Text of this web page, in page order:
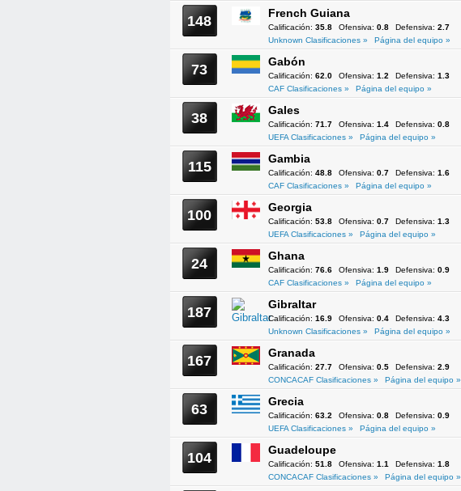
148 French Guiana
Calificación: 35.8 Ofensiva: 0.8 Defensiva: 2.7
Unknown Clasificaciones »
Página del equipo »
73 Gabón
Calificación: 62.0 Ofensiva: 1.2 Defensiva: 1.3
CAF Clasificaciones »
Página del equipo »
38 Gales
Calificación: 71.7 Ofensiva: 1.4 Defensiva: 0.8
UEFA Clasificaciones »
Página del equipo »
115 Gambia
Calificación: 48.8 Ofensiva: 0.7 Defensiva: 1.6
CAF Clasificaciones »
Página del equipo »
100 Georgia
Calificación: 53.8 Ofensiva: 0.7 Defensiva: 1.3
UEFA Clasificaciones »
Página del equipo »
24 Ghana
Calificación: 76.6 Ofensiva: 1.9 Defensiva: 0.9
CAF Clasificaciones »
Página del equipo »
187 Gibraltar
Calificación: 16.9 Ofensiva: 0.4 Defensiva: 4.3
Unknown Clasificaciones »
Página del equipo »
167 Granada
Calificación: 27.7 Ofensiva: 0.5 Defensiva: 2.9
CONCACAF Clasificaciones »
Página del equipo »
63 Grecia
Calificación: 63.2 Ofensiva: 0.8 Defensiva: 0.9
UEFA Clasificaciones »
Página del equipo »
104 Guadeloupe
Calificación: 51.8 Ofensiva: 1.1 Defensiva: 1.8
CONCACAF Clasificaciones »
Página del equipo »